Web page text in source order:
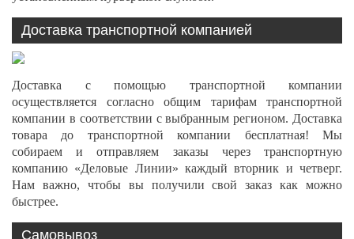
Доставка транспортной компанией
Доставка с помощью транспортной компании
осуществляется согласно общим тарифам транспортной
компании в соответствии с выбранным регионом. Доставка
товара до транспортной компании бесплатная! Мы
собираем и отправляем заказы через транспортную
компанию «Деловые Линии» каждый вторник и четверг.
Нам важно, чтобы вы получили свой заказ как можно
быстрее.
Самовывоз